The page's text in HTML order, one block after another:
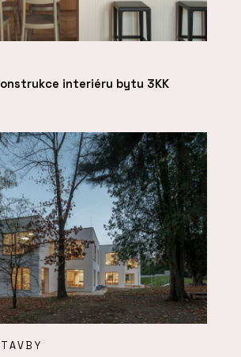
interiéru bytu 3KK